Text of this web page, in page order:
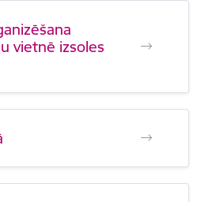
vietnē izsoles